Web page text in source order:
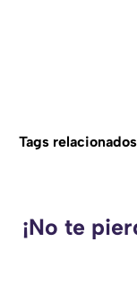
Tags relacionados
¡No te